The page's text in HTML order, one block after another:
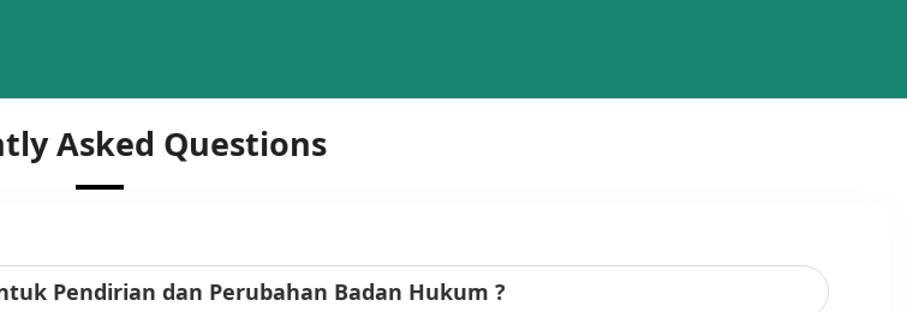
Asked Questions
Pendirian dan Perubahan Badan Hukum ?